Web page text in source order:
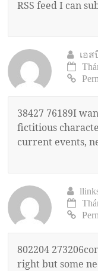
RSS feed I can
เอส
38427 76189I
fictitious
current events,
802204
right but some